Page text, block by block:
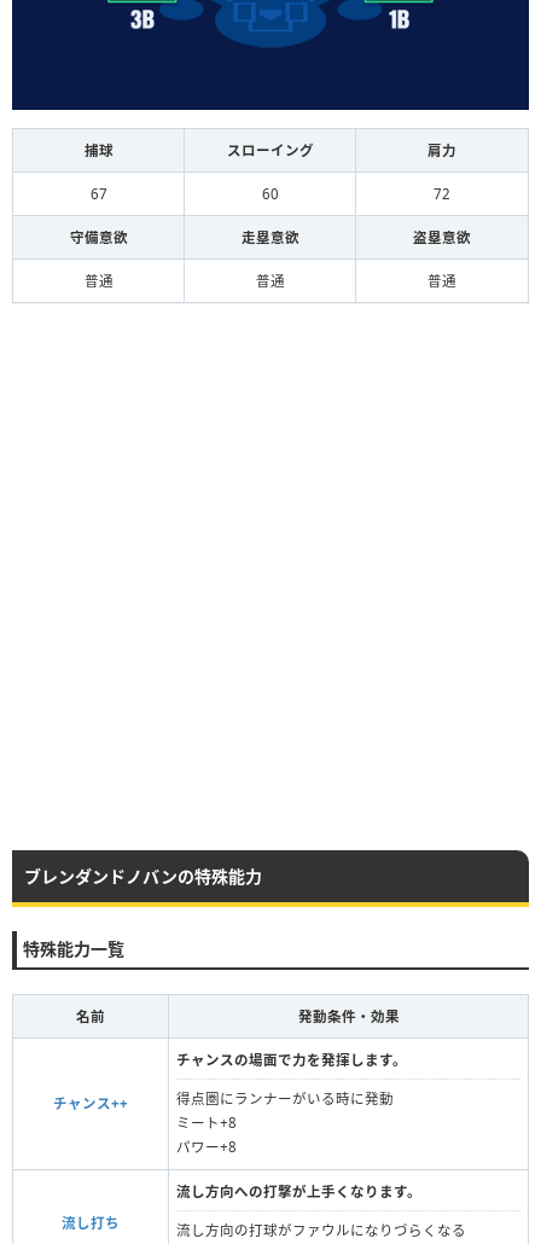
捕球 スローイング 肩力
67 60 72
守備意欲 走塁意欲 盗塁意欲
普通 普通 普通
ブレンダンドノバンの特殊能力
特殊能力一覧
名前 発動条件・効果
チャンス++
チャンスの場面で力を発揮します。
得点圏にランナーがいる時に発動
ミート+8
パワー+8
流し打ち
流し方向への打撃が上手くなります。
流し方向の打球がファウルになりづらくなる